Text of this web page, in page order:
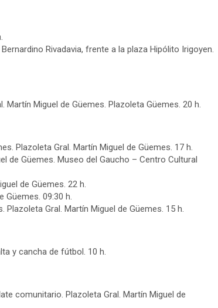
Rivadavia, frente a la plaza Hipólito Irigoyen.
Miguel de Güemes. Plazoleta Güemes. 20 h.
Plazoleta Gral. Martín Miguel de Güemes. 17 h.
de Güemes. Museo del Gaucho – Centro Cultural
de Güemes. 22 h.
09:30 h.
Gral. Martín Miguel de Güemes. 15 h.
y cancha de fútbol. 10 h.
comunitario. Plazoleta Gral. Martín Miguel de